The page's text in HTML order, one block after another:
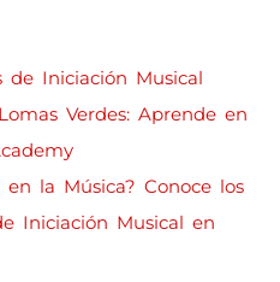
de Iniciación Musical
Verdes: Aprende en
en la Música? Conoce los
Iniciación Musical en